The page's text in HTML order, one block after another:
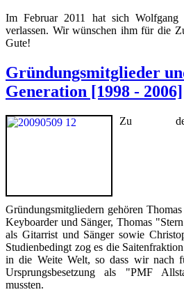
Im Februar 2011 hat sich Wolfgang
verlassen. Wir wünschen ihm für die
Gute!
Gründungsmitglieder
Generation [1998 - 2006]
Zu
Gründungsmitgliedern gehören
Keyboarder und Sänger, Thomas
als Gitarrist und Sänger sowie
Studienbedingt zog es die
in die Weite Welt, so dass wir nach
Ursprungsbesetzung als "PMF
mussten.